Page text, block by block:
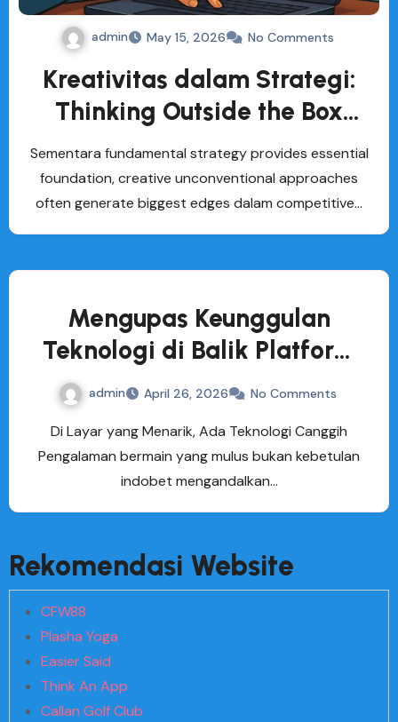
admin May 15, 2026 No Comments
Kreativitas dalam Strategi:
Thinking Outside the Box
untuk Keunggulan Kompetitif
Sementara fundamental strategy provides essential
foundation, creative unconventional approaches
often generate biggest edges dalam competitive…
Mengupas Keunggulan
Teknologi di Balik Platform
INDOBET
admin April 26, 2026 No Comments
Di Layar yang Menarik, Ada Teknologi Canggih
Pengalaman bermain yang mulus bukan kebetulan
indobet mengandalkan…
Rekomendasi Website
CFW88
Plasha Yoga
Easier Said
Think An App
Callan Golf Club